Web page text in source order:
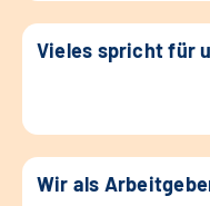
Vieles spricht für
Wir als